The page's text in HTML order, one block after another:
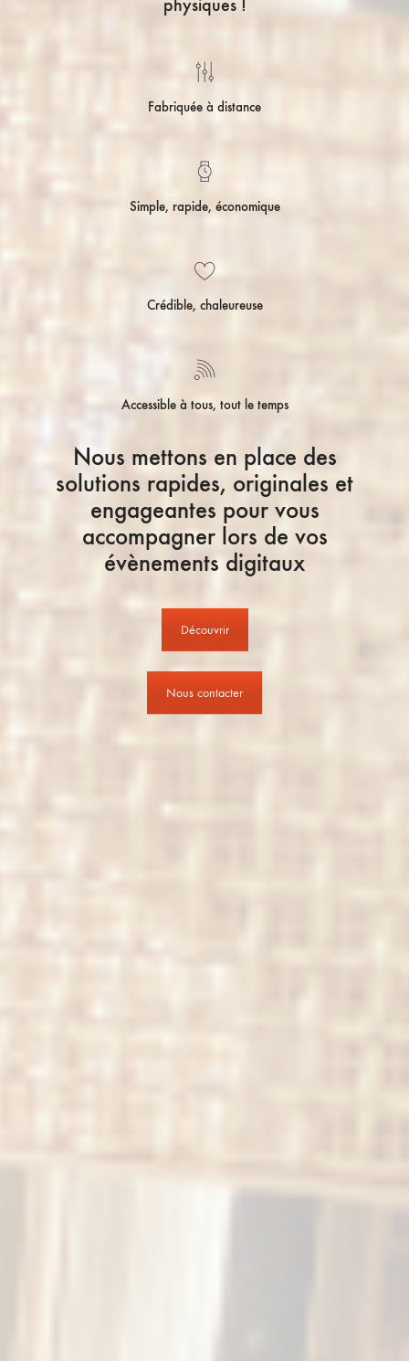
physiques !
Fabriquée à distance
Simple, rapide, économique
Crédible, chaleureuse
Accessible à tous, tout le temps
Nous mettons en place des
solutions rapides, originales et
engageantes pour vous
accompagner lors de vos
évènements digitaux
Découvrir
Nous contacter